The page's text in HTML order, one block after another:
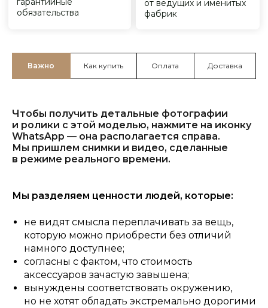
Важно Как купить Оплата Доставка
Чтобы получить детальные фотографии
и ролики с этой моделью, нажмите на иконку
WhatsApp — она располагается справа.
Мы пришлем снимки и видео, сделанные
в режиме реального времени.
Мы разделяем ценности людей, которые:
не видят смысла переплачивать за вещь,
которую можно приобрести без отличий
намного доступнее;
согласны с фактом, что стоимость
аксессуаров зачастую завышена;
вынуждены соответствовать окружению,
но не хотят обладать экстремально дорогими